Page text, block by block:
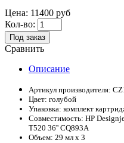
Цена: 11400 руб
Кол-во:
Под заказ
Сравнить
Описание
Артикул производителя:
Цвет: голубой
Упаковка: комплект
Совместимость: HP
T520 36'' CQ893A
Объем: 29 мл х 3